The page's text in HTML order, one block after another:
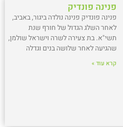
פנינה פונדיק
פנינה פונדיק פנינה נולדה ביגור, באביב,
לאחר השלג הגדול של חורף שנת
תשי"א. בת צעירה לשרה וישראל שולמן,
שהגיעה לאחר שלושה בנים וגדלה
קרא עוד »